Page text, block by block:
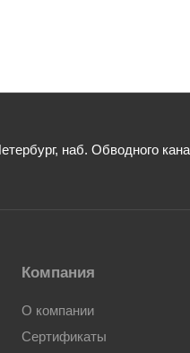
наб. Обводного
Компания
О компании
Сертификаты